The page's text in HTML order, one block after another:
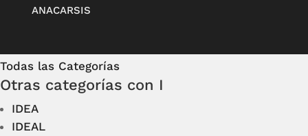
ANACARSIS
Todas las Categorías
Otras categorías con I
IDEA
IDEAL